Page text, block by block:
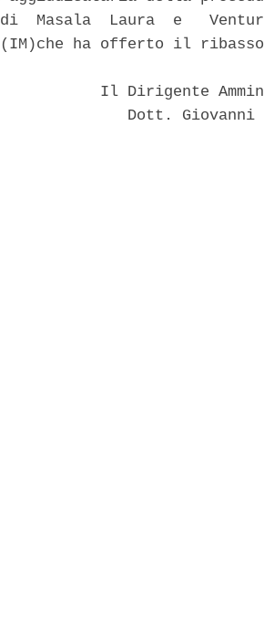
Masala  Laura  e
ha offerto il
Il Dirigente
Dott. Giovanni